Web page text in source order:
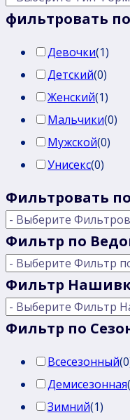
фильтровать
Девочки(1)
Детский(0)
Женский(1)
Мальчики(0)
Мужской(0)
Унисекс(0)
Фильтровать
Фильтр по
Фильтр
Фильтр по
Всесезонный(0
Демисезонная(
Зимний(1)